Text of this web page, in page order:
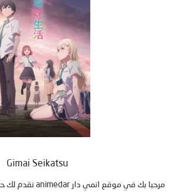
Gimai Seikatsu